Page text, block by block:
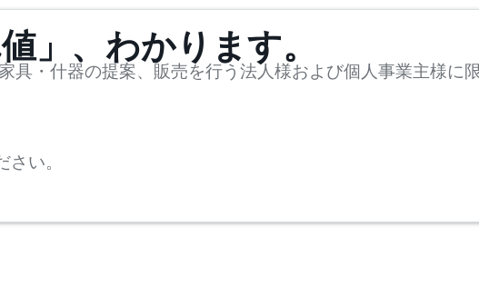
」、わかります。
具・什器の提案、販売を行う法人様および個人事業主様に
さい。